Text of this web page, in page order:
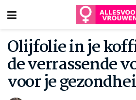
Olijfolie in je
de verrassende
voor je